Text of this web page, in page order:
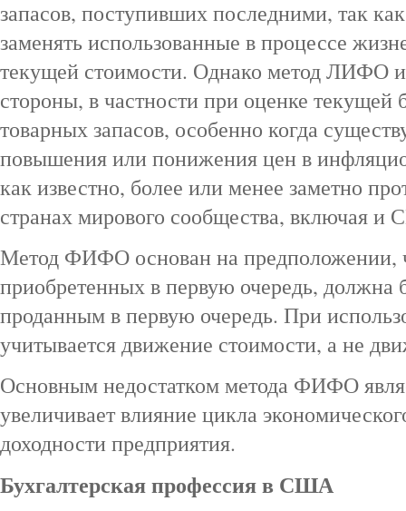
запасов, поступивших последними, так
заменять использованные в процессе
текущей стоимости. Однако метод ЛИФО
стороны, в частности при оценке текущей
товарных запасов, особенно когда
повышения или понижения цен в
как известно, более или менее заметно
странах мирового сообщества, включая
Метод ФИФО основан на предположении,
приобретенных в первую очередь, должна
проданным в первую очередь. При
учитывается движение стоимости, а не
Основным недостатком метода ФИФО
увеличивает влияние цикла
доходности предприятия.
Бухгалтерская профессия в США